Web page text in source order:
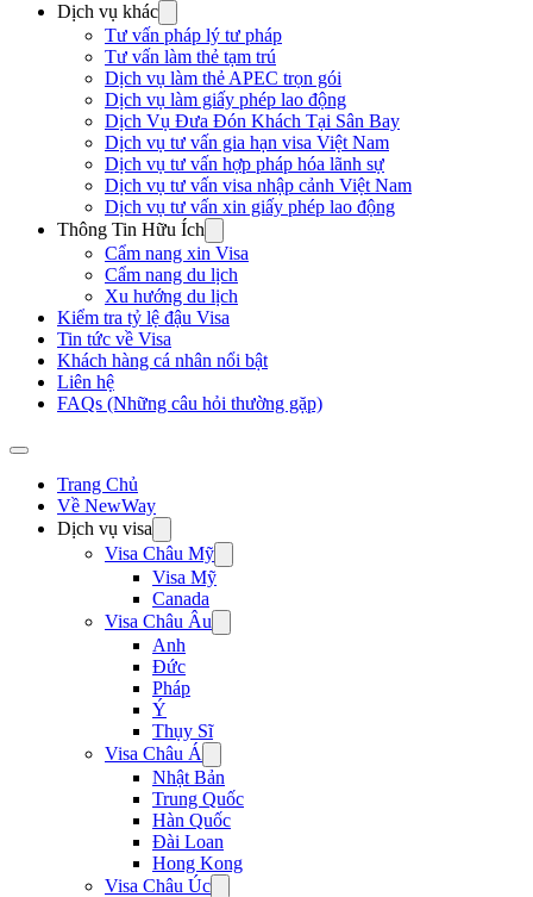
Dịch vụ khác
Tư vấn pháp lý tư pháp
Tư vấn làm thẻ tạm trú
Dịch vụ làm thẻ APEC trọn gói
Dịch vụ làm giấy phép lao động
Dịch Vụ Đưa Đón Khách Tại Sân Bay
Dịch vụ tư vấn gia hạn visa Việt Nam
Dịch vụ tư vấn hợp pháp hóa lãnh sự
Dịch vụ tư vấn visa nhập cảnh Việt Nam
Dịch vụ tư vấn xin giấy phép lao động
Thông Tin Hữu Ích
Cẩm nang xin Visa
Cẩm nang du lịch
Xu hướng du lịch
Kiểm tra tỷ lệ đậu Visa
Tin tức về Visa
Khách hàng cá nhân nổi bật
Liên hệ
FAQs (Những câu hỏi thường gặp)
Trang Chủ
Về NewWay
Dịch vụ visa
Visa Châu Mỹ
Visa Mỹ
Canada
Visa Châu Âu
Anh
Đức
Pháp
Ý
Thụy Sĩ
Visa Châu Á
Nhật Bản
Trung Quốc
Hàn Quốc
Đài Loan
Hong Kong
Visa Châu Úc